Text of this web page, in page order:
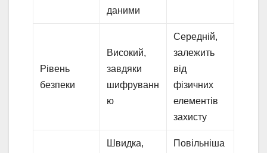
даними
Рівень
безпеки
Високий,
завдяки
шифруванн
ю
Середній,
залежить
від
фізичних
елементів
захисту
Швидка,
Повільніша